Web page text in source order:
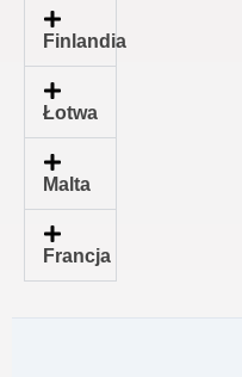
Finlandia
Łotwa
Malta
Francja